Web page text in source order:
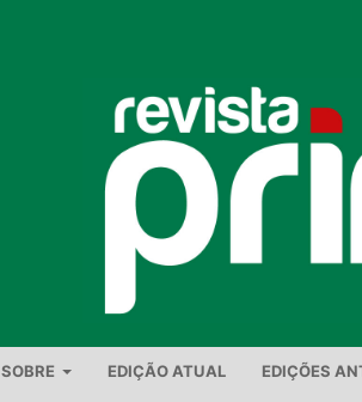
SOBRE EDIÇÃO ATUAL EDIÇÕES